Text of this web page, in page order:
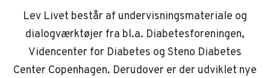
Lev Livet består af undervisningsmateriale og
dialogværktøjer fra bl.a. Diabetesforeningen,
Videncenter for Diabetes og Steno Diabetes
Center Copenhagen. Derudover er der udviklet nye